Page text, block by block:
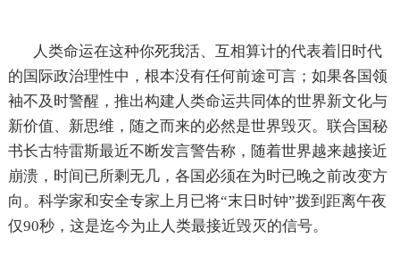
人类命运在这种你死我活、互相算计的代表着旧时代
的国际政治理性中，根本没有任何前途可言；如果各国领
袖不及时警醒，推出构建人类命运共同体的世界新文化与
新价值、新思维，随之而来的必然是世界毁灭。联合国秘
书长古特雷斯最近不断发言警告称，随着世界越来越接近
崩溃，时间已所剩无几，各国必须在为时已晚之前改变方
向。科学家和安全专家上月已将“末日时钟”拨到距离午夜
仅90秒，这是迄今为止人类最接近毁灭的信号。